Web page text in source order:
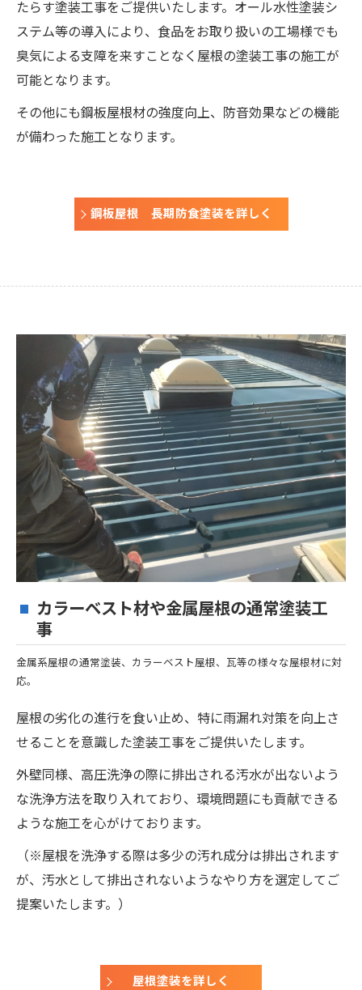
たらす塗装工事をご提供いたします。オール水性塗装シ
ステム等の導入により、食品をお取り扱いの工場様でも
臭気による支障を来すことなく屋根の塗装工事の施工が
可能となります。
その他にも鋼板屋根材の強度向上、防音効果などの機能
が備わった施工となります。
鋼板屋根 長期防食塗装を詳しく
カラーベスト材や金属屋根の通常塗装工
事
金属系屋根の通常塗装、カラーベスト屋根、瓦等の様々な屋根材に対
応。
屋根の劣化の進行を食い止め、特に雨漏れ対策を向上さ
せることを意識した塗装工事をご提供いたします。
外壁同様、高圧洗浄の際に排出される汚水が出ないよう
な洗浄方法を取り入れており、環境問題にも貢献できる
ような施工を心がけております。
（※屋根を洗浄する際は多少の汚れ成分は排出されます
が、汚水として排出されないようなやり方を選定してご
提案いたします。）
屋根塗装を詳しく